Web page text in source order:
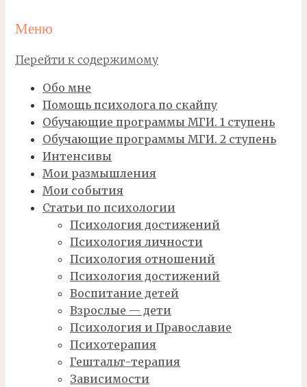
Меню
Перейти к содержимому
Обо мне
Помощь психолога по скайпу
Обучающие программы МГИ. 1 ступень
Обучающие программы МГИ. 2 ступень
Интенсивы
Мои размышления
Мои события
Статьи по психологии
Психология достижений
Психология личности
Психология отношений
Психология достижений
Воспитание детей
Взрослые — дети
Психология и Православие
Психотерапия
Гештальт-терапия
Зависимости